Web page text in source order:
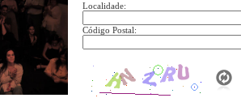
Localidade:
Código Postal: